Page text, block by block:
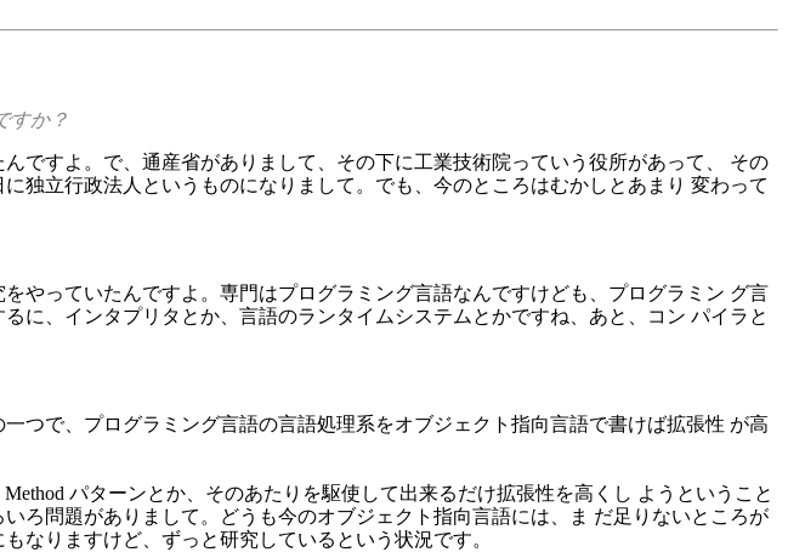
すか？
ですよ。で、通産省がありまして、その下に工業技術院っていう役所があって、 その
独立行政法人というものになりまして。でも、今のところはむかしとあまり 変わって
やっていたんですよ。専門はプログラミング言語なんですけども、プログラミン グ言
に、インタプリタとか、言語のランタイムシステムとかですね、あと、コン パイラと
つで、プログラミング言語の言語処理系をオブジェクト指向言語で書けば拡張性 が高
パターンとか、そのあたりを駆使して出来るだけ拡張性を高くし ようということ
ろ問題がありまして。どうも今のオブジェクト指向言語には、ま だ足りないところが
なりますけど、ずっと研究しているという状況です。